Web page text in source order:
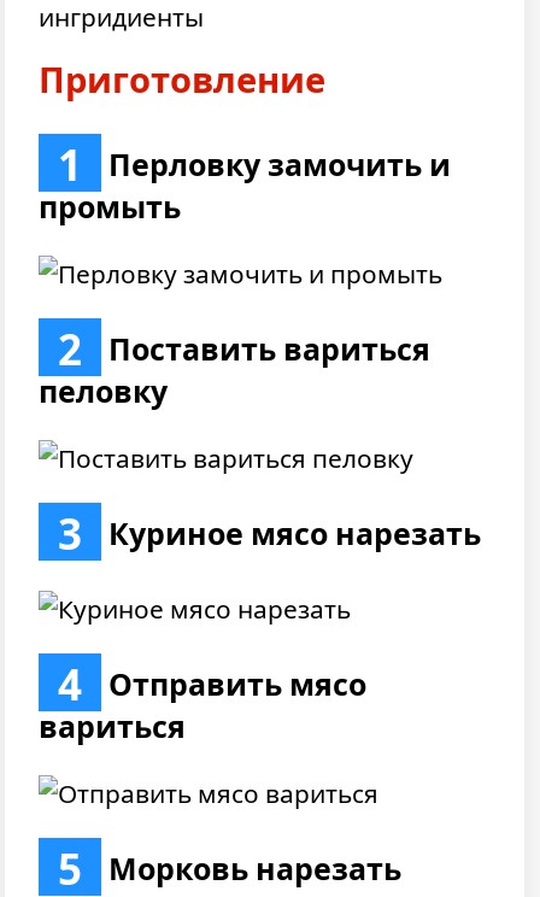
Приготовление
1
Перловку замочить и
промыть
2
Поставить вариться
пеловку
3 Куриное мясо нарезать
4
Отправить мясо
вариться
5
Морковь нарезать